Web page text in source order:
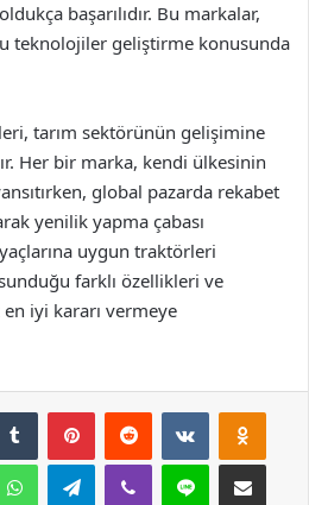
başarılıdır. Bu markalar,
teknolojiler geliştirme konusunda
tarım sektörünün gelişimine
Her bir marka, kendi ülkesinin
global pazarda rekabet
yenilik yapma çabası
uygun traktörleri
farklı özellikleri ve
iyi kararı vermeye
Tumblr PinterestReddit VKontakte
WhatsAppTelegramViber Line E-Posta ile